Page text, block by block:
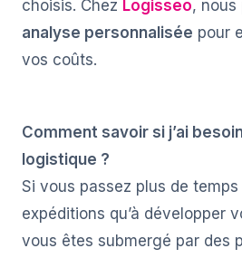
choisis. Chez Logisseo, nous
analyse personnalisée pour
vos coûts.
Comment savoir si j’ai
logistique ?
Si vous passez plus de
expéditions qu’à développer
vous êtes submergé par des